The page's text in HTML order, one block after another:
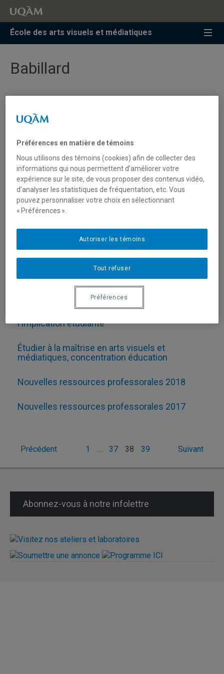
Accéder
recherche
Accéder
menu
pricipal
Accéder
zone
École des arts visuels et médiatiques
Babillard
artistiques (in)actuelles »
Conférence ICI : Le désordre des choses. Table
ronde avec Edith Brunette, Stéphane Martelly et
Thérèse St-Gelais.
Conférence ICI : Domingo Cisneros et
Antoinette de Robien, en conversation avec
Isabelle Miron
Conférence ICI : Noorafshan Mirza
Un coup de main pour les jeunes artistes
l'implication étudiante
Étudier à la maîtrise en arts visuels et
médiatiques, concentration éducation
Nouvelles ressources professorales 2018
Nouvelles ressources professorales 2017
Pagination
des
Précédent 1 … 37 38 39 Suivant
Abonnez-vous à notre infolettre
Préférences en matière de témoins
Nous utilisons des témoins (cookies) afin de collecter des
informations qui nous permettent d’améliorer votre
expérience sur le site, de vous proposer des contenus vidéo,
d’analyser les statistiques de fréquentation, etc. Vous
pouvez personnaliser votre choix en sélectionnant
« Préférences ».
Tout refuser
Autoriser les témoins
Préférences